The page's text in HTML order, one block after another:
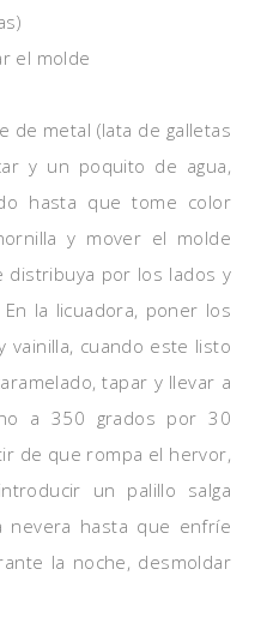
el molde
de metal (lata de galletas
y un poquito de agua,
hasta que tome color
y mover el molde
distribuya por los lados y
la licuadora, poner los
vainilla, cuando este listo
tapar y llevar a
a 350 grados por 30
de que rompa el hervor,
un palillo salga
nevera hasta que enfríe
la noche, desmoldar